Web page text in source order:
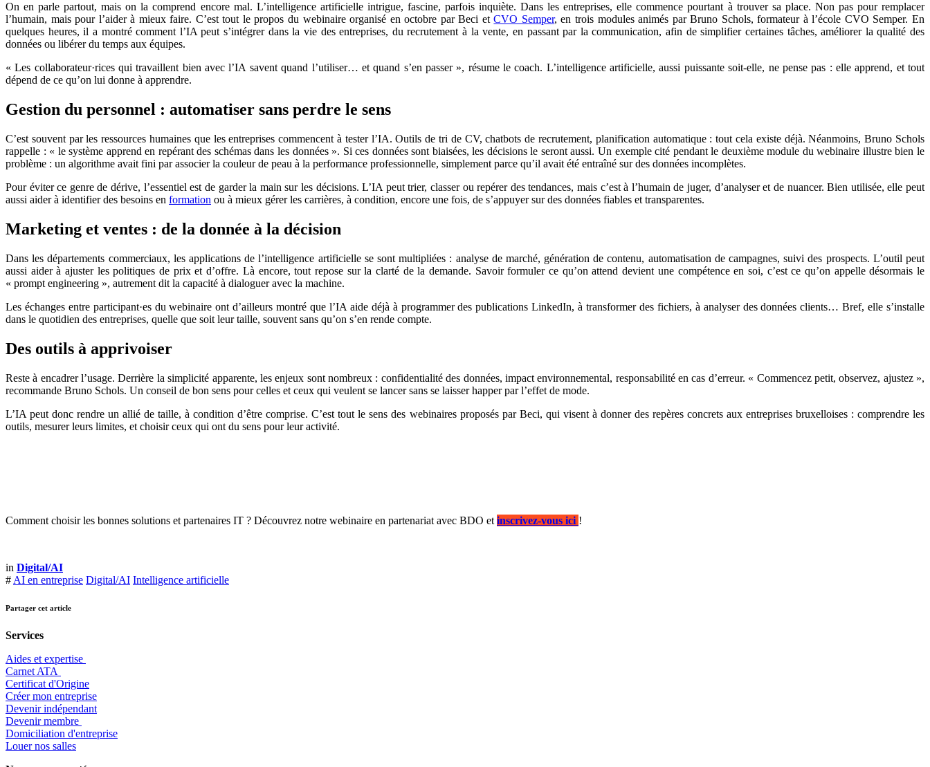
On en parle partout, mais on la comprend encore mal. L’intelligence artificielle intrigue, fascine, parfois inquiète. Dans les entreprises, elle commence pourtant à trouver sa place. Non pas pour remplacer
l’humain, mais pour l’aider à mieux faire. C’est tout le propos du webinaire organisé en octobre par Beci etCVO Semper, en trois modules animés par Bruno Schols, formateur à l’école CVO Semper. En
quelques heures, il a montré comment l’IA peut s’intégrer dans la vie des entreprises, du recrutement à la vente, en passant par la communication, afin de simplifier certaines tâches, améliorer la qualité des
données ou libérer du temps aux équipes.
« Les collaborateur·rices qui travaillent bien avec l’IA savent quand l’utiliser… et quand s’en passer », résume le coach. L’intelligence artificielle, aussi puissante soit-elle, ne pense pas : elle apprend, et tout
dépend de ce qu’on lui donne à apprendre.
Gestion du personnel : automatiser sans perdre le sens
C’est souvent par les ressources humaines que les entreprises commencent à tester l’IA. Outils de tri de CV, chatbots de recrutement, planification automatique : tout cela existe déjà. Néanmoins, Bruno Schols
rappelle : « le système apprend en repérant des schémas dans les données ». Si ces données sont biaisées, les décisions le seront aussi. Un exemple cité pendant le deuxième module du webinaire illustre bien le
problème : un algorithme avait fini par associer la couleur de peau à la performance professionnelle, simplement parce qu’il avait été entraîné sur des données incomplètes.
Pour éviter ce genre de dérive, l’essentiel est de garder la main sur les décisions. L’IA peut trier, classer ou repérer des tendances, mais c’est à l’humain de juger, d’analyser et de nuancer. Bien utilisée, elle peut
aussi aider à identifier des besoins en formation ou à mieux gérer les carrières, à condition, encore une fois, de s’appuyer sur des données fiables et transparentes.
Marketing et ventes : de la donnée à la décision
Dans les départements commerciaux, les applications de l’intelligence artificielle se sont multipliées : analyse de marché, génération de contenu, automatisation de campagnes, suivi des prospects. L’outil peut
aussi aider à ajuster les politiques de prix et d’offre. Là encore, tout repose sur la clarté de la demande. Savoir formuler ce qu’on attend devient une compétence en soi, c’est ce qu’on appelle désormais le
« prompt engineering », autrement dit la capacité à dialoguer avec la machine.
Les échanges entre participant·es du webinaire ont d’ailleurs montré que l’IA aide déjà à programmer des publications LinkedIn, à transformer des fichiers, à analyser des données clients… Bref, elle s’installe
dans le quotidien des entreprises, quelle que soit leur taille, souvent sans qu’on s’en rende compte.
Des outils à apprivoiser
Reste à encadrer l’usage. Derrière la simplicité apparente, les enjeux sont nombreux : confidentialité des données, impact environnemental, responsabilité en cas d’erreur. « Commencez petit, observez, ajustez »,
recommande Bruno Schols. Un conseil de bon sens pour celles et ceux qui veulent se lancer sans se laisser happer par l’effet de mode.
L’IA peut donc rendre un allié de taille, à condition d’être comprise. C’est tout le sens des webinaires proposés par Beci, qui visent à donner des repères concrets aux entreprises bruxelloises : comprendre les
outils, mesurer leurs limites, et choisir ceux qui ont du sens pour leur activité.
Comment choisir les bonnes solutions et partenaires IT ? Découvrez notre webinaire en partenariat avec BDO et inscrivez-vous ici !
in Digital/AI
# AI en entreprise Digital/AI Intelligence artificielle
Partager cet article
Services
Aides et expertise
​Carnet ATA
Certificat d'Origine
Créer mon entreprise
Devenir indépendant
Devenir membre
​Domiciliation d'entreprise
Louer nos salles